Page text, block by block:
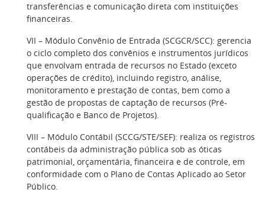
transferências e comunicação direta com instituições
financeiras.
VII – Módulo Convênio de Entrada (SCGCR/SCC): gerencia
o ciclo completo dos convênios e instrumentos jurídicos
que envolvam entrada de recursos no Estado (exceto
operações de crédito), incluindo registro, análise,
monitoramento e prestação de contas, bem como a
gestão de propostas de captação de recursos (Pré-
qualificação e Banco de Projetos).
VIII – Módulo Contábil (SCCG/STE/SEF): realiza os registros
contábeis da administração pública sob as óticas
patrimonial, orçamentária, financeira e de controle, em
conformidade com o Plano de Contas Aplicado ao Setor
Público.